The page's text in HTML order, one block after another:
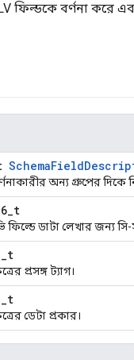
ফিল্ডকে বর্ণনা করে
অন্য গ্রুপের
ফিল্ডে ডাটা লেখার জন্য
প্রসঙ্গ ট্যাগ।
ডেটা প্রকার।